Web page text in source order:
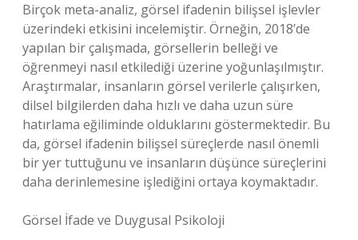
Birçok meta-analiz, görsel ifadenin bilişsel işlevler
üzerindeki etkisini incelemiştir. Örneğin, 2018’de
yapılan bir çalışmada, görsellerin belleği ve
öğrenmeyi nasıl etkilediği üzerine yoğunlaşılmıştır.
Araştırmalar, insanların görsel verilerle çalışırken,
dilsel bilgilerden daha hızlı ve daha uzun süre
hatırlama eğiliminde olduklarını göstermektedir. Bu
da, görsel ifadenin bilişsel süreçlerde nasıl önemli
bir yer tuttuğunu ve insanların düşünce süreçlerini
daha derinlemesine işlediğini ortaya koymaktadır.
Görsel İfade ve Duygusal Psikoloji